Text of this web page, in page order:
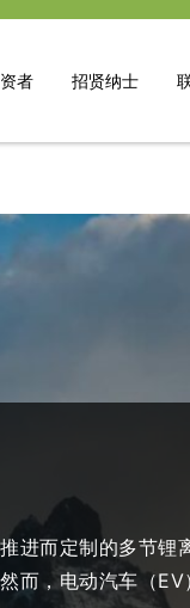
者 招贤纳士
进而定制的多节锂
而，电动汽车（